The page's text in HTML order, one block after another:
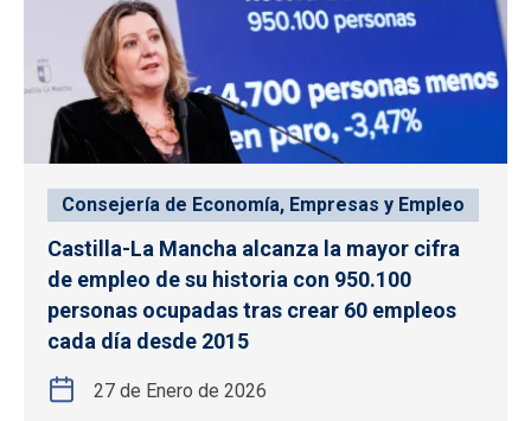
Consejería de Economía, Empresas y Empleo
Castilla-La Mancha alcanza la mayor cifra
de empleo de su historia con 950.100
personas ocupadas tras crear 60 empleos
cada día desde 2015
27 de Enero de 2026